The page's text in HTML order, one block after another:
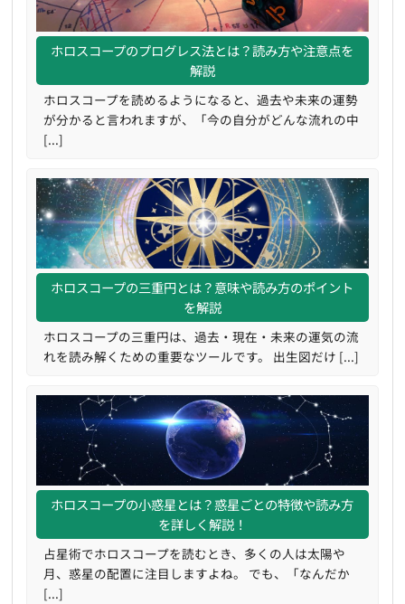
ホロスコープのプログレス法とは？読み方や注意点を
解説
ホロスコープを読めるようになると、過去や未来の運勢
が分かると言われますが、「今の自分がどんな流れの中
[...]
ホロスコープの三重円とは？意味や読み方のポイント
を解説
ホロスコープの三重円は、過去・現在・未来の運気の流
れを読み解くための重要なツールです。 出生図だけ [...]
ホロスコープの小惑星とは？惑星ごとの特徴や読み方
を詳しく解説！
占星術でホロスコープを読むとき、多くの人は太陽や
月、惑星の配置に注目しますよね。 でも、「なんだか
[...]